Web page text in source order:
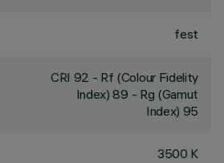
fest
CRI 92 - Rf (Colour Fidelity
Index) 89 - Rg (Gamut
Index) 95
3500 K